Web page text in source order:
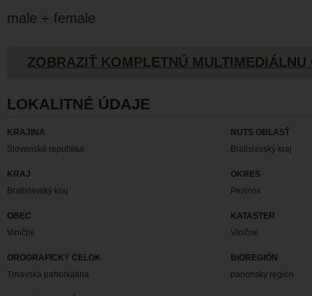
male + female
ZOBRAZIŤ KOMPLETNÚ MULTIMEDIÁLNU
LOKALITNÉ ÚDAJE
KRAJINA
Slovenská republika
NUTS OBLASŤ
Bratislavský kraj
KRAJ
Bratislavský kraj
OKRES
Pezinok
OBEC
Viničné
KATASTER
Viničné
OROGRAFICKÝ CELOK
Trnavska pahorkatina
BIOREGIÓN
panonsky region